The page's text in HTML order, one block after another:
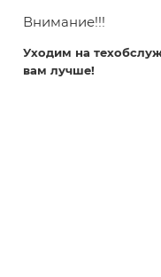
Внимание!!!
Уходим на
вам лучше!